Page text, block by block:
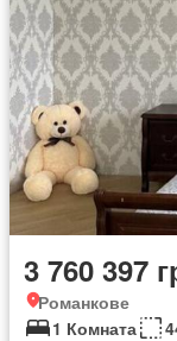
3 760 397
Романкове
1 Комната